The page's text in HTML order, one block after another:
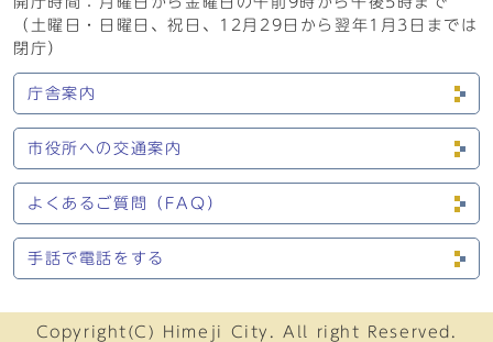
（土曜日・日曜日、祝日、12月29日から翌年1月3日までは
閉庁）
庁舎案内
市役所への交通案内
よくあるご質問（FAQ）
手話で電話をする
Copyright(C) Himeji City. All right Reserved.